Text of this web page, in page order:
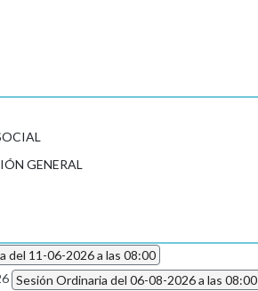
GENERAL
del 11-06-2026 a las 08:00
Sesión Ordinaria del 06-08-2026 a las 08:00